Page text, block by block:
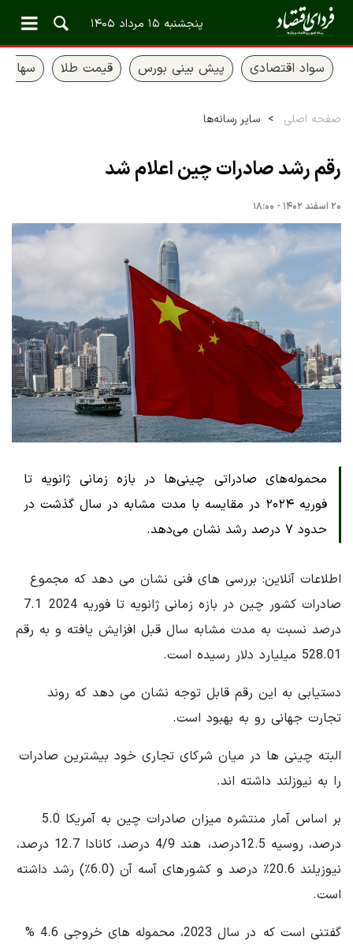
پنجشنبه ۱۵ مرداد ۱۴۰۵
سواد اقتصادی پیش بینی بورس قیمت طلا سهام
صفحه اصلی سایر رسانه‌ها
رقم رشد صادرات چین اعلام شد
۲۰ اسفند ۱۴۰۲ - ۱۸:۰۰
محموله‌های صادراتی چینی‌ها در بازه زمانی ژانویه تا
فوریه ۲۰۲۴ در مقایسه با مدت مشابه در سال گذشت در
حدود ۷ درصد رشد نشان می‌دهد.
اطلاعات آنلاین: بررسی های فنی نشان می دهد که مجموع
صادرات کشور چین در بازه زمانی ژانویه تا فوریه 2024 7.1
درصد نسبت به مدت مشابه سال قبل افزایش یافته و به رقم
528.01 میلیارد دلار رسیده است.
دستیابی به این رقم قابل توجه نشان می دهد که روند
تجارت جهانی رو به بهبود است.
البته چینی ها در میان شرکای تجاری خود بیشترین صادرات
را به نیوزلند داشته اند.
بر اساس آمار منتشره میزان صادرات چین به آمریکا 5.0
درصد، روسیه 12.5درصد، هند 4/9 درصد، کانادا 12.7 درصد،
نیوزیلند 20.6٪ درصد و کشورهای آسه آن (6.0٪) رشد داشته
است.
گفتنی است که در سال 2023، محموله های خروجی 4.6 %